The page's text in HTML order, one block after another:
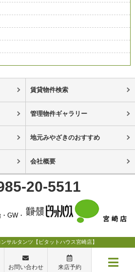
賃貸物件検索
管理物件ギャラリー
地元みやざきのおすすめ
会社概要
20-5511
GW・
サルタンツ【ピタットハウス宮崎店】
お問い合わせ 来店予約